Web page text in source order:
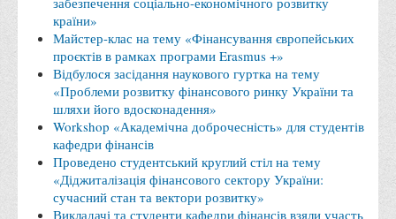
предметів
Протидія торгівлі людьми
Дії населення в умовах надзвичайних ситуацій воєнного
характеру
Правила безпечної поведінки учасників освітнього процесу в
умовах війни
Що можна і не можна знімати, показувати під час війни
Контакти державних та громадських організацій, які
країни»
Майстер-клас на тему «Фінансування європейських
проєктів в рамках програми Erasmus +»
Відбулося засідання наукового гуртка на тему
«Проблеми розвитку фінансового ринку України та
шляхи його вдосконадення»
Workshop «Академічна доброчесність» для студентів
кафедри фінансів
Проведено студентський круглий стіл на тему
«Діджиталізація фінансового сектору України:
сучасний стан та вектори розвитку»
Викладачі та студенти кафедри фінансів взяли участь